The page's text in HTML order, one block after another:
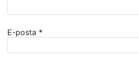
E-posta *